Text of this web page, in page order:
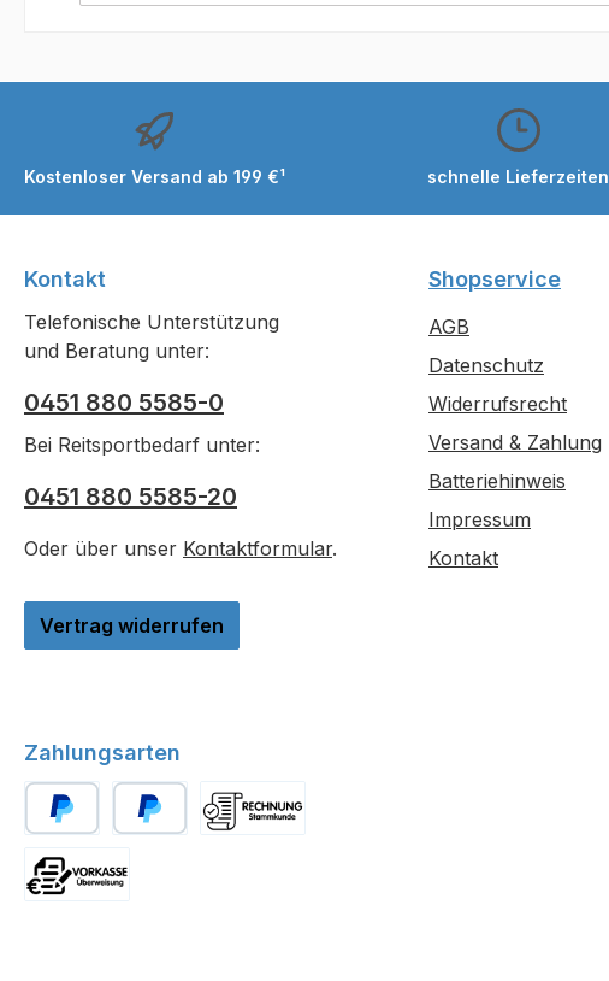
Kostenloser Versand ab 199 €¹ schnelle Lieferzeiten
Kontakt
Telefonische Unterstützung
und Beratung unter:
0451 880 5585-0
Bei Reitsportbedarf unter:
0451 880 5585-20
Oder über unser Kontaktformular.
Vertrag widerrufen
Shopservice
AGB
Datenschutz
Widerrufsrecht
Versand & Zahlung
Batteriehinweis
Impressum
Kontakt
Zahlungsarten